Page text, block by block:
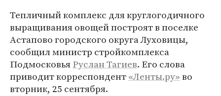
Тепличный комплекс для круглогодичного
выращивания овощей построят в поселке
Астапово городского округа Луховицы,
сообщил министр стройкомплекса
ПодмосковьяРуслан Тагиев. Его слова
приводит корреспондент«Ленты.ру»во
вторник, 25 сентября.